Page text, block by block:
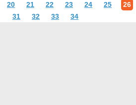
20 21 22 23 24 25 26
31
32 33 34